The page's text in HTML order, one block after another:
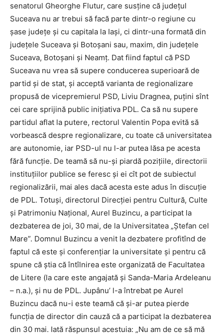
senatorul Gheorghe Flutur, care susţine că judeţul
Suceava nu ar trebui să facă parte dintr-o regiune cu
şase judeţe şi cu capitala la Iaşi, ci dintr-una formată din
judeţele Suceava şi Botoşani sau, maxim, din judeţele
Suceava, Botoşani şi Neamţ. Dat fiind faptul că PSD
Suceava nu vrea să supere conducerea superioară de
partid şi de stat, şi acceptă varianta de regionalizare
propusă de vicepremierul PSD, Liviu Dragnea, puţini sînt
cei care sprijină public iniţiativa PDL. Ca să nu supere
partidul aflat la putere, rectorul Valentin Popa evită să
vorbească despre regionalizare, cu toate că universitatea
are autonomie, iar PSD-ul nu l-ar putea lăsa pe acesta
fără funcţie. De teamă să nu-şi piardă poziţiile, directorii
instituţiilor publice se feresc şi ei cît pot de subiectul
regionalizării, mai ales dacă acesta este adus în discuţie
de PDL. Totuşi, directorul Direcţiei pentru Cultură, Culte
şi Patrimoniu Naţional, Aurel Buzincu, a participat la
dezbaterea de joi, 30 mai, de la Universitatea „Ştefan cel
Mare”. Domnul Buzincu a venit la dezbatere profitînd de
faptul că este şi conferenţiar la universitate şi pentru că
spune că ştia că întîlnirea este organizată de Facultatea
de Litere (la care este angajată şi Sanda-Maria Ardeleanu
– n.a.), şi nu de PDL. Jupânu’ l-a întrebat pe Aurel
Buzincu dacă nu-i este teamă că şi-ar putea pierde
funcţia de director din cauză că a participat la dezbaterea
din 30 mai. Iată răspunsul acestuia: „Nu am de ce să mă